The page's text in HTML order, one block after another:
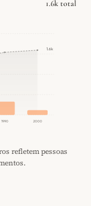
1.6k total
1990 2000
1.6k
refletem pessoas